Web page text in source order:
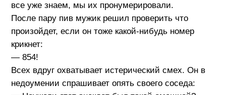
все уже знаем, мы их пронумерировали.
После пару пив мужик решил проверить что
произойдет, если он тоже какой-нибудь номер
крикнет:
— 854!
Всех вдруг охватывает истерический смех. Он в
недоумении спрашивает опять своего соседа: